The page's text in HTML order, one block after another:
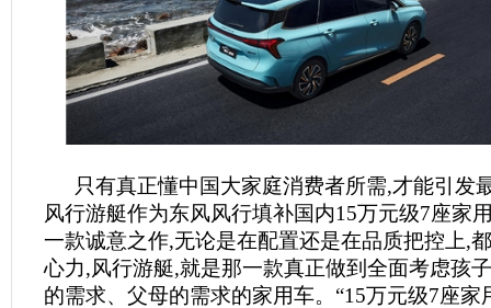
只有真正懂中国大家庭消费者所需,才能引发
风行游艇作为东风风行填补国内15万元级7座家
一款诚意之作,无论是在配置还是在品质把控上,
心力,风行游艇,就是那一款真正做到全面考虑孩
的需求、父母的需求的家用车。“15万元级7座家